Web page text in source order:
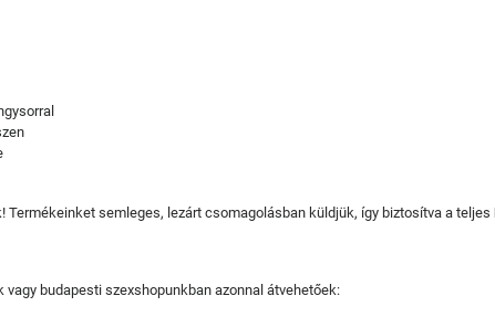
Termékeinket semleges, lezárt csomagolásban küldjük, így biztosítva a teljes
vagy budapesti szexshopunkban azonnal átvehetőek: